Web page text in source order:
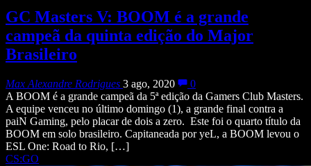
GC Masters V: BOOM é a grande
campeã da quinta edição do Major
Brasileiro
Max Alexandre Rodrigues 3 ago, 2020
0
A BOOM é a grande campeã da 5ª edição da Gamers Club Masters.
A equipe venceu no último domingo (1), a grande final contra a
paiN Gaming, pelo placar de dois a zero. Este foi o quarto título da
BOOM em solo brasileiro. Capitaneada por yeL, a BOOM levou o
ESL One: Road to Rio, […]
CS:GO